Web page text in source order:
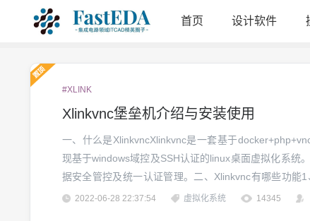
首页 设计软件
#XLINK
Xlinkvnc堡垒机介绍与安装使用
一、什么是XlinkvncXlinkvnc是一套基于
现基于windows域控及SSH认证的linux桌面虚拟化系统
据安全管控及统一认证管理。二、Xlinkvnc有哪些功能1
认证模式2、快速部署、快速启动及快速重启的功能3、
2022-06-28 22:37:54 虚拟化系统 14345